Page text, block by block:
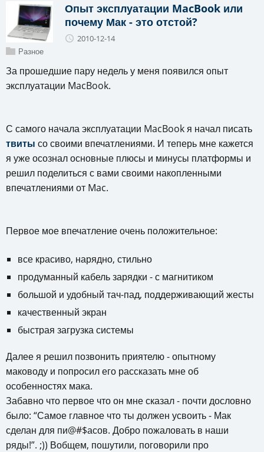
Опыт эксплуатации MacBook или
почему Мак - это отстой?
2010-12-14
Разное
За прошедшие пару недель у меня появился опыт
эксплуатации MacBook.
С самого начала эксплуатации MacBook я начал писать
твиты со своими впечатлениями. И теперь мне кажется
я уже осознал основные плюсы и минусы платформы и
решил поделиться с вами своими накопленными
впечатлениями от Mac.
Первое мое впечатление очень положительное:
все красиво, нарядно, стильно
продуманный кабель зарядки - с магнитиком
большой и удобный тач-пад, поддерживающий жесты
качественный экран
быстрая загрузка системы
Далее я решил позвонить приятелю - опытному
маководу и попросил его рассказать мне об
особенностях мака.
Забавно что первое что он мне сказал - почти дословно
было: “Самое главное что ты должен усвоить - Мак
сделан для пи@#$асов. Добро пожаловать в наши
ряды!”. ;)) Вобщем, пошутили, поговорили про